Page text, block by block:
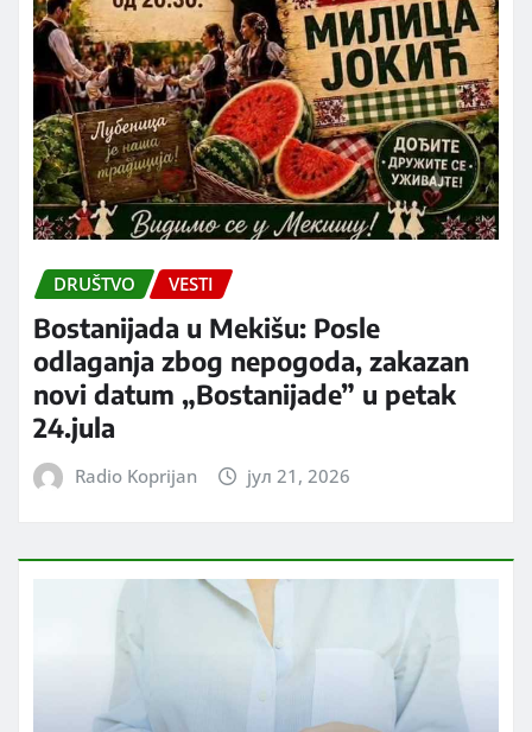
DRUŠTVO VESTI
Bostanijada u Mekišu: Posle
odlaganja zbog nepogoda, zakazan
novi datum „Bostanijade” u petak
24.jula
Radio Koprijan јул 21, 2026